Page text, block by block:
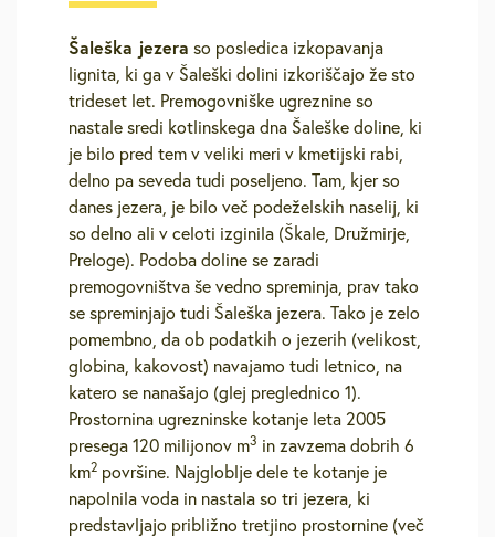
Šaleška jezera so posledica izkopavanja
lignita, ki ga v Šaleški dolini izkoriščajo že sto
trideset let. Premogovniške ugreznine so
nastale sredi kotlinskega dna Šaleške doline, ki
je bilo pred tem v veliki meri v kmetijski rabi,
delno pa seveda tudi poseljeno. Tam, kjer so
danes jezera, je bilo več podeželskih naselij, ki
so delno ali v celoti izginila (Škale, Družmirje,
Preloge). Podoba doline se zaradi
premogovništva še vedno spreminja, prav tako
se spreminjajo tudi Šaleška jezera. Tako je zelo
pomembno, da ob podatkih o jezerih (velikost,
globina, kakovost) navajamo tudi letnico, na
katero se nanašajo (glej preglednico 1).
Prostornina ugrezninske kotanje leta 2005
presega 120 milijonov m3 in zavzema dobrih 6
km2 površine. Najgloblje dele te kotanje je
napolnila voda in nastala so tri jezera, ki
predstavljajo približno tretjino prostornine (več